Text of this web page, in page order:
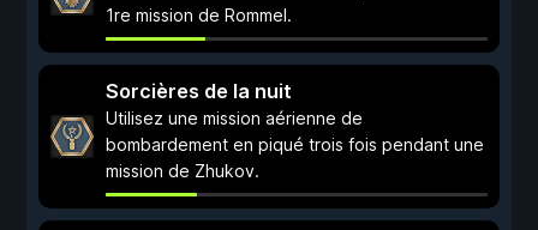
1re mission de Rommel.
Sorcières de la nuit
Utilisez une mission aérienne de
bombardement en piqué trois fois pendant une
mission de Zhukov.